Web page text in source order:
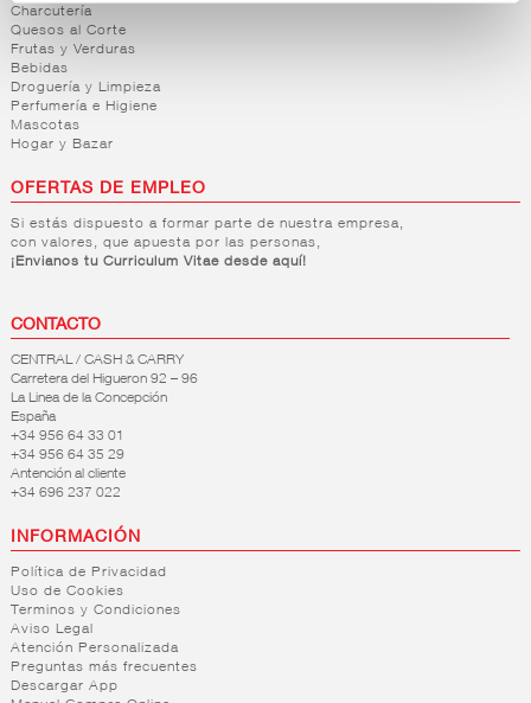
Charcutería
Quesos al Corte
Frutas y Verduras
Bebidas
Droguería y Limpieza
Perfumería e Higiene
Mascotas
Hogar y Bazar
OFERTAS DE EMPLEO
Si estás dispuesto a formar parte de nuestra empresa,
con valores, que apuesta por las personas,
¡Envianos tu Curriculum Vitae desde aquí!
CONTACTO
CENTRAL / CASH & CARRY
Carretera del Higueron 92 – 96
La Linea de la Concepción
España
+34 956 64 33 01
+34 956 64 35 29
Antención al cliente
+34 696 237 022
INFORMACIÓN
Política de Privacidad
Uso de Cookies
Terminos y Condiciones
Aviso Legal
Atención Personalizada
Preguntas más frecuentes
Descargar App